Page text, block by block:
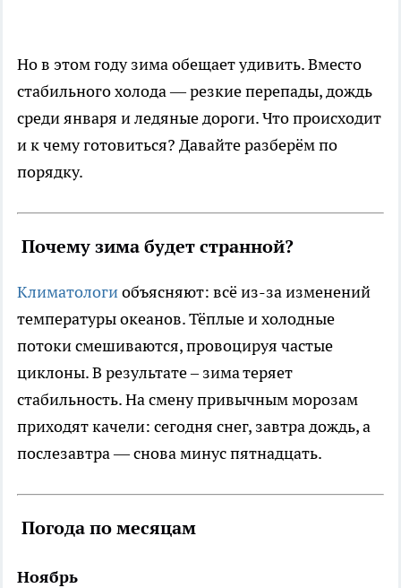
Но в этом году зима обещает удивить. Вместо
стабильного холода — резкие перепады, дождь
среди января и ледяные дороги. Что происходит
и к чему готовиться? Давайте разберём по
порядку.
Почему зима будет странной?
Климатологиобъясняют: всё из-за изменений
температуры океанов. Тёплые и холодные
потоки смешиваются, провоцируя частые
циклоны. В результате – зима теряет
стабильность. На смену привычным морозам
приходят качели: сегодня снег, завтра дождь, а
послезавтра — снова минус пятнадцать.
Погода по месяцам
Ноябрь